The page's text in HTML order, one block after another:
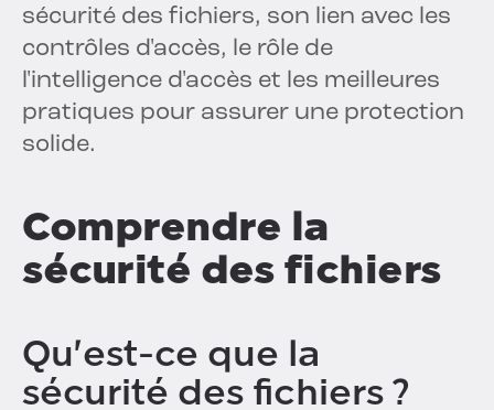
sécurité des fichiers, son lien avec les
contrôles d'accès, le rôle de
l'intelligence d'accès et les meilleures
pratiques pour assurer une protection
solide.
Comprendre la
sécurité des fichiers
Qu'est-ce que la
sécurité des fichiers ?